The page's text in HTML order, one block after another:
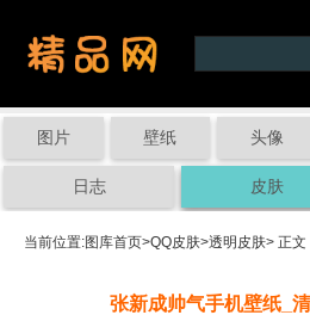
图片 壁纸 头像
日志 皮肤
当前位置:图库首页>QQ皮肤>透明皮肤> 正文
张新成帅气手机壁纸_